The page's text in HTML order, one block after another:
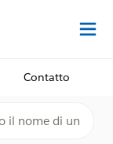
Contatto